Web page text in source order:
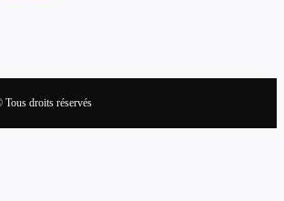
Tous droits réservés